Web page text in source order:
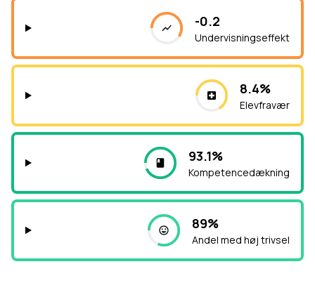
-0.2
Undervisningseffekt
8.4%
Elevfravær
93.1%
Kompetencedækning
89%
Andel med høj trivsel